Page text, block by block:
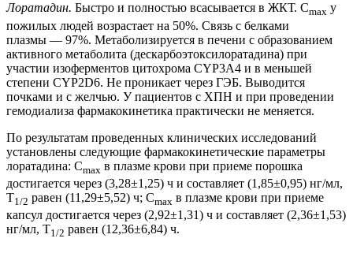
Лоpaтадин. Быстро и полностью всасывается в ЖКТ. Cmax у
пожилых людей возрастает на 50%. Связь с белками
плазмы — 97%. Метаболизируется в печени с образованием
активного метаболита (дескарбоэтоксилоратадина) при
участии изоферментов цитохрома CYP3A4 и в меньшей
степени CYP2D6. Не проникает через ГЭБ. Выводится
почками и с желчью. У пациентов с ХПН и при проведении
гемодиализа фармакокинетика практически не меняется.
По результатам проведенных клинических исследований
установлены следующие фармакокинетические параметры
лоратадина: Cmax в плазме крови при приеме порошка
достигается через (3,28±1,25) ч и составляет (1,85±0,95) нг/мл,
T1/2 равен (11,29±5,52) ч; Cmax в плазме крови при приеме
капсул достигается через (2,92±1,31) ч и составляет (2,36±1,53)
нг/мл, T1/2 равен (12,36±6,84) ч.